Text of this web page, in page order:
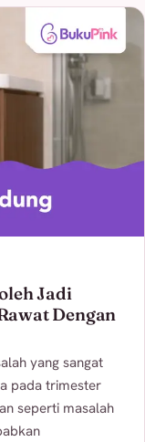
Jadi
Dengan
yang sangat
pada trimester
seperti masalah